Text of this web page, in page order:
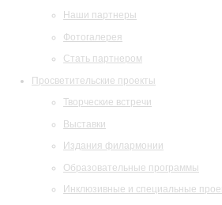
Наши партнеры
Фотогалерея
Стать партнером
Просветительские проекты
Творческие встречи
Выставки
Издания филармонии
Образовательные программы
Инклюзивные и специальные